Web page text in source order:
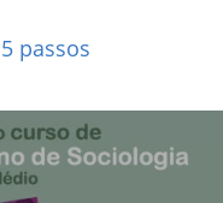
passos